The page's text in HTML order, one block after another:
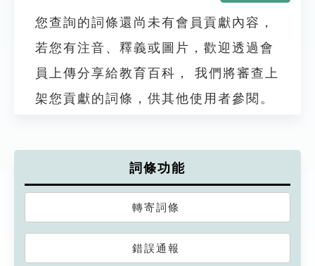
您查詢的詞條還尚未有會員貢獻內容，
若您有注音、釋義或圖片，歡迎透過會
員上傳分享給教育百科， 我們將審查上
架您貢獻的詞條，供其他使用者參閱。
詞條功能
轉寄詞條
錯誤通報